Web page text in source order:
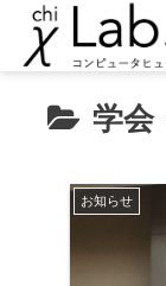
学会
お知らせ